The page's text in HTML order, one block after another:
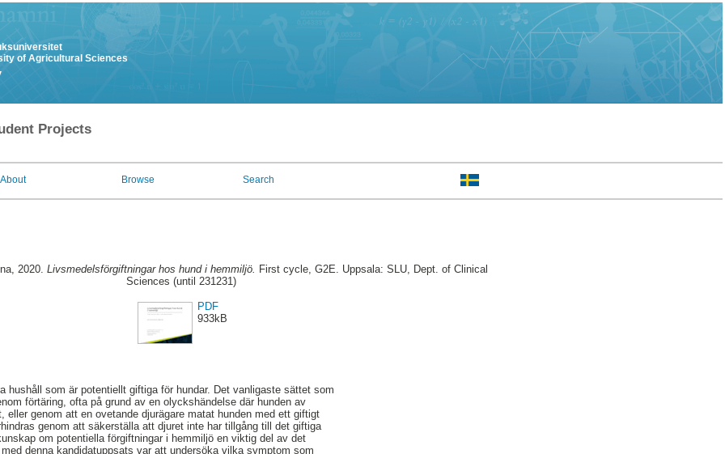
of Agricultural Sciences
Projects
About Browse Search
, 2020. Livsmedelsförgiftningar hos hund i hemmiljö. First cycle, G2E. Uppsala: SLU, Dept. of Clinical
Sciences (until 231231)
PDF
933kB
hushåll som är potentiellt giftiga för hundar. Det vanligaste sättet som
förtäring, ofta på grund av en olyckshändelse där hunden av
eller genom att en ovetande djurägare matat hunden med ett giftigt
genom att säkerställa att djuret inte har tillgång till det giftiga
om potentiella förgiftningar i hemmiljö en viktig del av det
denna kandidatuppsats var att undersöka vilka symptom som